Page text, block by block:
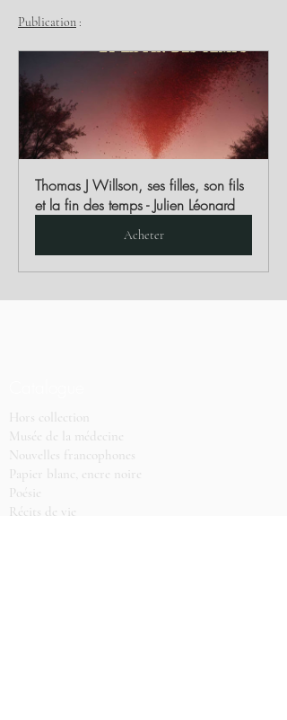
Publication :
Thomas J Willson, ses filles, son fils
et la fin des temps - Julien Léonard
Acheter
Hors collection
Musée de la médecine
Nouvelles francophones
Papier blanc, encre noire
Poésie
Récits de vie